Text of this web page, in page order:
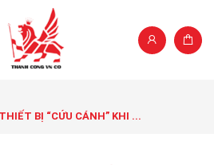
BỊ “CỨU CÁNH” KHI ...